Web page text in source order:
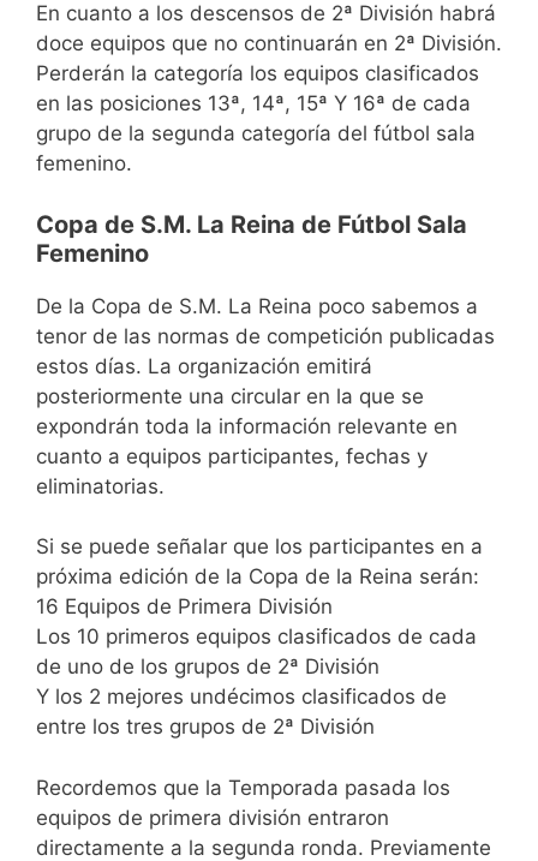
En cuanto a los descensos de 2ª División habrá
doce equipos que no continuarán en 2ª División.
Perderán la categoría los equipos clasificados
en las posiciones 13ª, 14ª, 15ª Y 16ª de cada
grupo de la segunda categoría del fútbol sala
femenino.
Copa de S.M. La Reina de Fútbol Sala
Femenino
De la Copa de S.M. La Reina poco sabemos a
tenor de las normas de competición publicadas
estos días. La organización emitirá
posteriormente una circular en la que se
expondrán toda la información relevante en
cuanto a equipos participantes, fechas y
eliminatorias.
Si se puede señalar que los participantes en a
próxima edición de la Copa de la Reina serán:
16 Equipos de Primera División
Los 10 primeros equipos clasificados de cada
de uno de los grupos de 2ª División
Y los 2 mejores undécimos clasificados de
entre los tres grupos de 2ª División
Recordemos que la Temporada pasada los
equipos de primera división entraron
directamente a la segunda ronda. Previamente